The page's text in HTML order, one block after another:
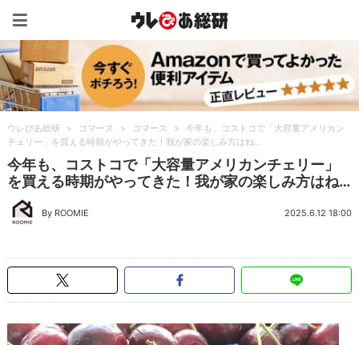
ウレぴあ総研 > コマース > コマース >
今年も、コストコで「大容量アメリカン
チェリー」を買える時期がやってきた！我が家の楽しみ方はね…
今年も、コストコで「大容量アメリカンチェリー」
を買える時期がやってきた！我が家の楽しみ方はね…
By ROOMIE 2025.6.12 18:00